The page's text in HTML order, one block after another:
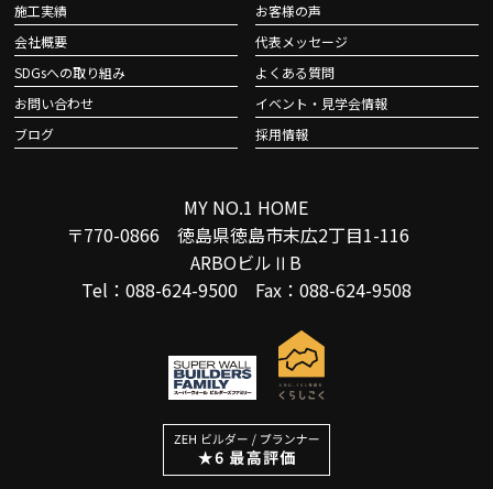
施工実績
お客様の声
会社概要
代表メッセージ
SDGsへの取り組み
よくある質問
お問い合わせ
イベント・見学会情報
ブログ
採用情報
MY NO.1 HOME
〒770-0866 徳島県徳島市末広2丁目1-116
ARBOビルⅡB
Tel：088-624-9500 Fax：088-624-9508